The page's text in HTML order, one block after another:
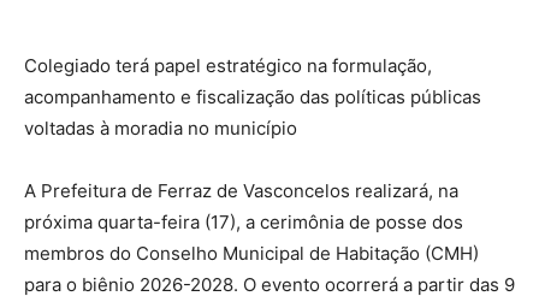
Colegiado terá papel estratégico na formulação,
acompanhamento e fiscalização das políticas públicas
voltadas à moradia no município
A Prefeitura de Ferraz de Vasconcelos realizará, na
próxima quarta-feira (17), a cerimônia de posse dos
membros do Conselho Municipal de Habitação (CMH)
para o biênio 2026-2028. O evento ocorrerá a partir das 9